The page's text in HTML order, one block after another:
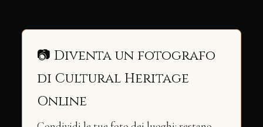
📷 Diventa un fotografo
di Cultural Heritage
Online